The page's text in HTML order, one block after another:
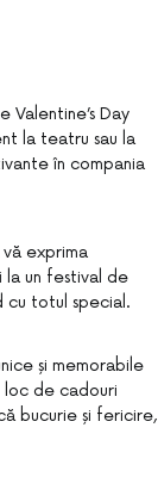
Day
la teatru sau la
în compania
exprima
un festival de
cu totul special.
și memorabile
loc de cadouri
bucurie și fericire,